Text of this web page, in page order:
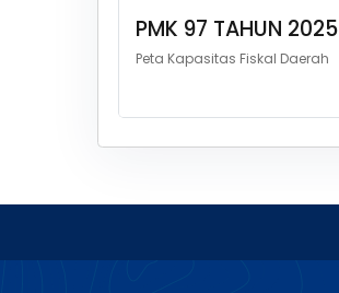
PMK 97 TAHUN 2025
Peta Kapasitas Fiskal Daerah